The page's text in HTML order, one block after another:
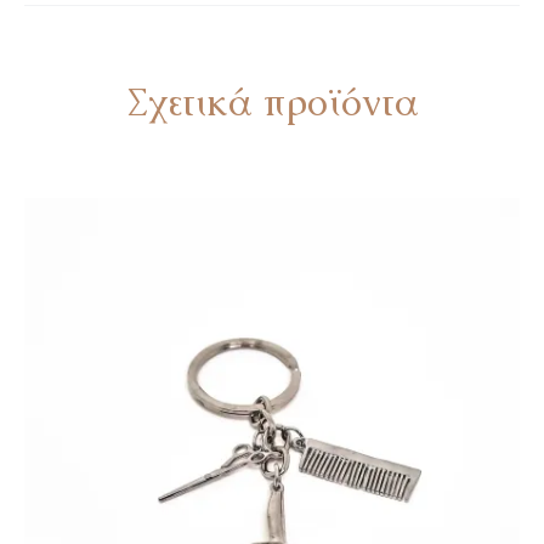
Σχετικά προϊόντα